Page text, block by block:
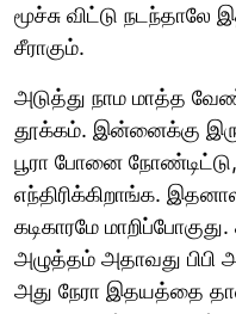
மூச்சு விட்டு
சீராகும்.
அடுத்து நாம மாத்த
தூக்கம். இன்னைக்கு
பூரா போனை
எந்திரிக்கிறாங்க.
கடிகாரமே
அழுத்தம் அதாவது பிபி
அது நேரா இதயத்தை